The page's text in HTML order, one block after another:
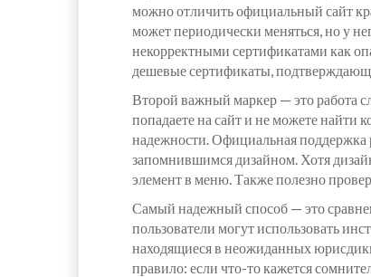
можно отличить официальный сайт
может периодически меняться, но у
некорректными сертификатами как
дешевые сертификаты,
Второй важный маркер — это работа
попадаете на сайт и не можете найти
надежности. Официальная поддержка
запомнившимся дизайном. Хотя
элемент в меню. Также полезно
Самый надежный способ — это
пользователи могут использовать
находящиеся в неожиданных
правило: если что-то кажется